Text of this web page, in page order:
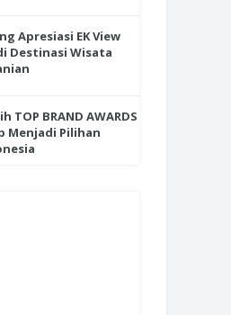
Apresiasi EK View
Destinasi Wisata
TOP BRAND AWARDS
Menjadi Pilihan